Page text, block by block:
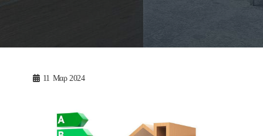
11 Μαρ 2024